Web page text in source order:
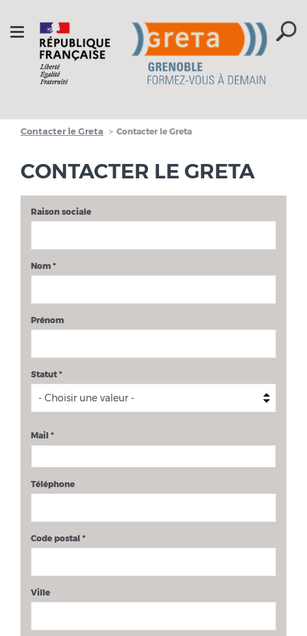
Toggle
navigation
Contacter le Greta Contacter le Greta
CONTACTER LE GRETA
Raison sociale
Nom *
Prénom
Statut *
Mail *
Téléphone
Code postal *
Ville